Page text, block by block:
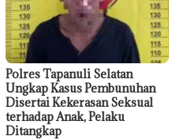
Polres Tapanuli Selatan
Ungkap Kasus Pembunuhan
Disertai Kekerasan Seksual
terhadap Anak, Pelaku
Ditangkap